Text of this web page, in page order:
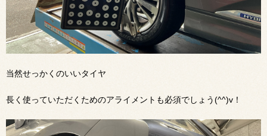
当然せっかくのいいタイヤ
長く使っていただくためのアライメントも必須でしょう(^^)v！